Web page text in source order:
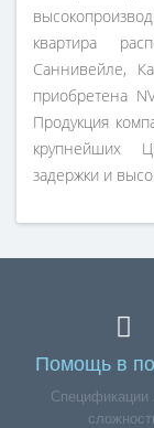
квартира
Саннивейле,
приобретена
Продукция
крупнейших
задержки и
Помощь в
Спецификации